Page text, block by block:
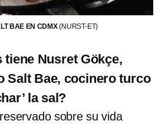
BAE EN CDMX(NURST-ET)
tiene Nusret Gökçe,
Salt Bae, cocinero turco
la sal?
sobre su vida